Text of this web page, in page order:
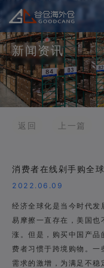
新闻资讯
返回 上一篇
消费者在线剁手购全
2022.06.09
经济全球化是当今时代发
易摩擦一直存在，美国也
涨。但是，购买中国产品
费者习惯于跨境购物。
需求的激增，为满足不